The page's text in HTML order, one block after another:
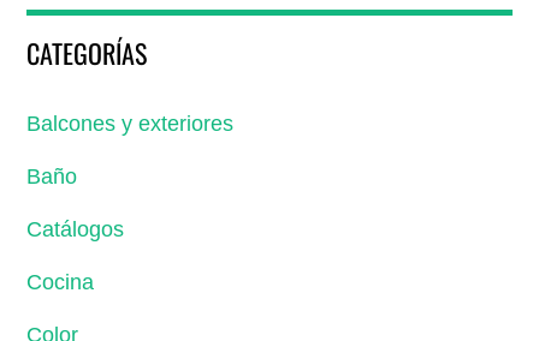
CATEGORÍAS
Balcones y exteriores
Baño
Catálogos
Cocina
Color